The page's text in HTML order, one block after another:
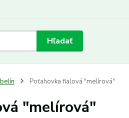
Hľadať
Poťahovka fialová "melírová"
"melírová"